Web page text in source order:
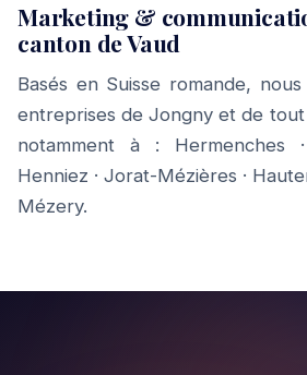
Marketing &
canton de Vaud
Basés en Suisse romande,
entreprises de Jongny et de
notamment à : Hermenches
Henniez · Jorat-Mézières ·
Mézery.